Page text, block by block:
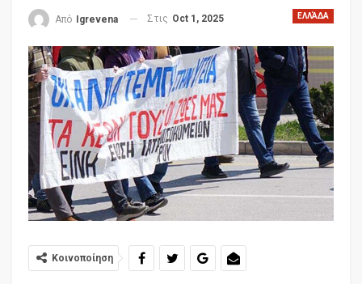
ΕΛΛΆΔΑ
Από Igrevena Στις Oct 1, 2025
Κοινοποίηση